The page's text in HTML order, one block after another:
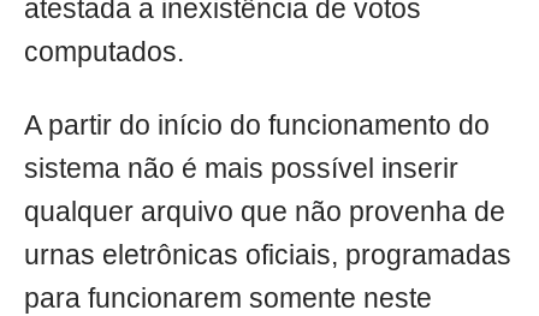
atestada a inexistência de votos
computados.
A partir do início do funcionamento do
sistema não é mais possível inserir
qualquer arquivo que não provenha de
urnas eletrônicas oficiais, programadas
para funcionarem somente neste